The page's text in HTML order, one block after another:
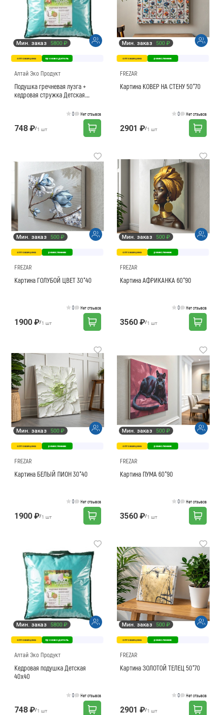
Мин. заказ 5800 ₽
оптовая цена производитель
Алтай Эко Продукт
Подушка гречневая лузга +
кедровая стружка Детская
0 Нет отзывов
748 ₽/1 шт
Мин. заказ 500 ₽
оптовая цена ремесленник
FREZAR
Картина КОВЕР НА СТЕНУ 50*70
0 Нет отзывов
2901 ₽/1 шт
Мин. заказ 500 ₽
оптовая цена ремесленник
FREZAR
Картина ГОЛУБОЙ ЦВЕТ 30*40
0 Нет отзывов
1900 ₽/1 шт
Мин. заказ 500 ₽
оптовая цена ремесленник
FREZAR
Картина АФРИКАНКА 60*90
0 Нет отзывов
3560 ₽/1 шт
Мин. заказ 500 ₽
оптовая цена ремесленник
FREZAR
Картина БЕЛЫЙ ПИОН 30*40
0 Нет отзывов
1900 ₽/1 шт
Мин. заказ 500 ₽
оптовая цена ремесленник
FREZAR
Картина ПУМА 60*90
0 Нет отзывов
3560 ₽/1 шт
Мин. заказ 5800 ₽
оптовая цена производитель
Алтай Эко Продукт
Кедровая подушка Детская
40х40
0 Нет отзывов
748 ₽/1 шт
Мин. заказ 500 ₽
оптовая цена ремесленник
FREZAR
Картина ЗОЛОТОЙ ТЕЛЕЦ 50*70
0 Нет отзывов
2901 ₽/1 шт